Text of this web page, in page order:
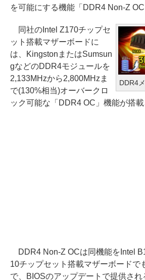
を可能にする機能「DDR4 Non-Z OC
DDR4
同社のIntel Z170チップセ
ット搭載マザーボードに
は、KingstonまたはSumsun
gなどのDDR4モジュールを
2,133MHzから2,800MHzま
で(130%相当)オーバークロ
ック可能な「DDR4 OC」機能が搭載
DDR4 Non-Z OCは同機能をIntel
10チップセット搭載マザーボードで
で、BIOSのアップデートで提供さ